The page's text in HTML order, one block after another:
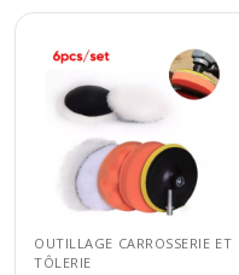
OUTILLAGE CARROSSERIE ET
TÔLERIE